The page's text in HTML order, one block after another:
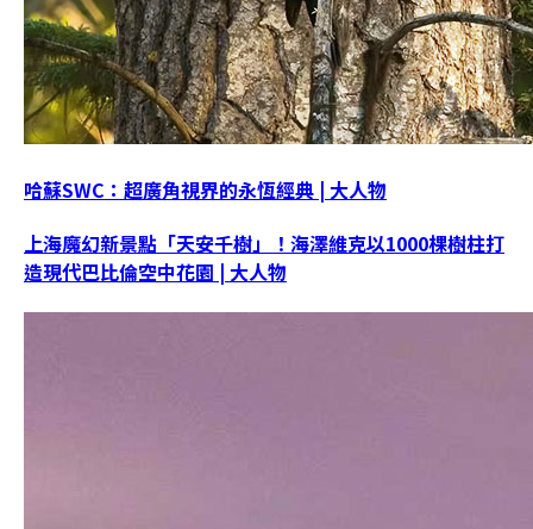
哈蘇SWC：超廣角視界的永恆經典 | 大人物
上海魔幻新景點「天安千樹」！海澤維克以1000棵樹柱打
造現代巴比倫空中花園 | 大人物